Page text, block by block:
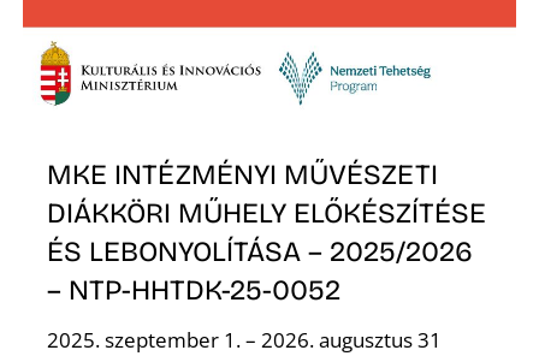
MKE INTÉZMÉNYI MŰVÉSZETI
DIÁKKÖRI MŰHELY ELŐKÉSZÍTÉSE
ÉS LEBONYOLÍTÁSA – 2025/2026
– NTP-HHTDK-25-0052
2025. szeptember 1. – 2026. augusztus 31